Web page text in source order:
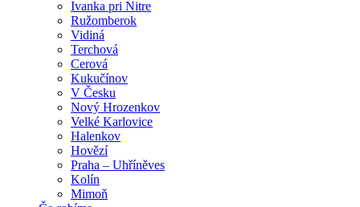
Ivanka pri Nitre
Ružomberok
Vidiná
Terchová
Cerová
Kukučínov
V Česku
Nový Hrozenkov
Velké Karlovice
Halenkov
Hovězí
Praha – Uhříněves
Kolín
Mimoň